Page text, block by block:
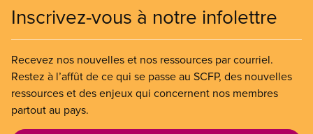
Inscrivez-vous à notre infolettre
Recevez nos nouvelles et nos ressources par courriel.
Restez à l’affût de ce qui se passe au SCFP, des nouvelles
ressources et des enjeux qui concernent nos membres
partout au pays.